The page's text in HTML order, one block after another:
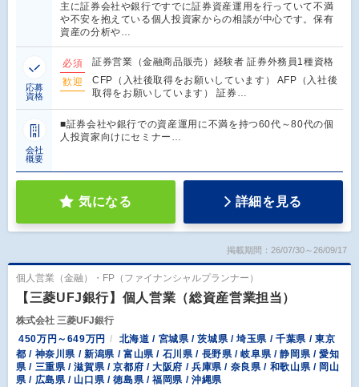
主に証券会社や銀行ですでに証券資産運用を行っていて不満
や不安を抱えている個人投資家からの相談が中心です。保有
資産の分析や…
応募
資格
必須
証券営業（金融商品販売）経験者 証券外務員1種資格
歓迎
CFP（入社後取得をお願いしています） AFP（入社後
取得をお願いしています） 証券…
会社
概要
■証券会社や銀行での資産運用に不満を持つ60代～80代の個
人投資家向けにセミナー…
気になる 詳細を見る
掲載期間：26/07/30～26/09/17
個人営業（金融）・FP（ファイナンシャルプランナー）
【三菱UFJ銀行】個人営業（総資産営業担当）
株式会社 三菱UFJ銀行
450万円～649万円
北海道 / 宮城県 / 茨城県 / 埼玉県 / 千葉県 / 東京
都 / 神奈川県 / 新潟県 / 富山県 / 石川県 / 長野県 / 岐阜県 / 静岡県 / 愛知
県 / 三重県 / 滋賀県 / 京都府 / 大阪府 / 兵庫県 / 奈良県 / 和歌山県 / 岡山
県 / 広島県 / 山口県 / 徳島県 / 福岡県 / 沖縄県